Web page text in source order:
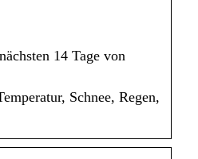
14 Tage von
Schnee, Regen,